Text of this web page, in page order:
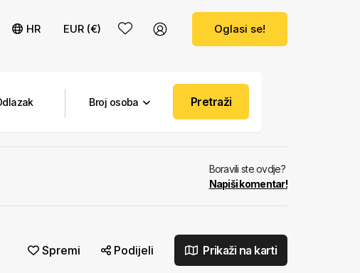
HR EUR (€) Oglasi se!
Broj osoba Pretraži
Boravili ste ovdje?
Napiši komentar!
Spremi Podijeli Prikaži na karti